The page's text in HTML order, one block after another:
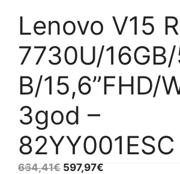
Lenovo V15
7730U/
B/15,6”FHD/
3god –
82YY001ESC
664,41€ 597,97€